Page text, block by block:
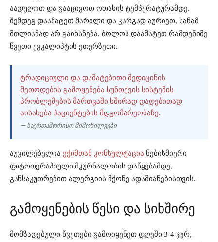
აადუღოთ და გააცივოთ ოთახის ტემპერატურამდე.
შემდეგ დაამატეთ მარილი და კარგად აურიეთ, სანამ
მთლიანად არ გაიხსნება. ბოლოს დაამატეთ რამდენიმე
წვეთი ევკალიპტის ეთერზეთი.
ᲢᲠᲐᲓᲘᲪᲘᲣᲚᲘ ᲓᲐ ᲓᲐᲛᲐᲢᲔᲑᲘᲗᲘ ᲛᲔᲓᲘᲪᲘᲜᲘᲡ
ᲛᲔᲗᲝᲓᲔᲑᲘᲡ ᲒᲐᲛᲝᲧᲔᲜᲔᲑᲐ ᲡᲣᲜᲗᲥᲕᲘᲡ ᲡᲘᲡᲢᲔᲛᲘᲡ
ᲞᲠᲝᲑᲚᲔᲛᲔᲑᲘᲡ ᲛᲐᲠᲗᲕᲐᲨᲘ ᲮᲨᲘᲠᲐᲓ ᲓᲐᲓᲔᲑᲘᲗᲐᲓ
ᲐᲘᲡᲐᲮᲔᲑᲐ ᲞᲐᲪᲘᲔᲜᲢᲔᲑᲘᲡ ᲛᲓᲒᲝᲛᲐᲠᲔᲝᲑᲐᲖᲔ.
— საერთაშორისო მიმოხილვები
აუცილებელია ექიმთან კონსულტაცია ნებისმიერი
ფიტოთერაპიული მკურნალობის დაწყებამდე,
განსაკუთრებით ალერგიის მქონე ადამიანებისთვის.
გამოყენების წესი და სიხშირე
მომზადებული წვეთები გამოიყენეთ დღეში 3-4-ჯერ,